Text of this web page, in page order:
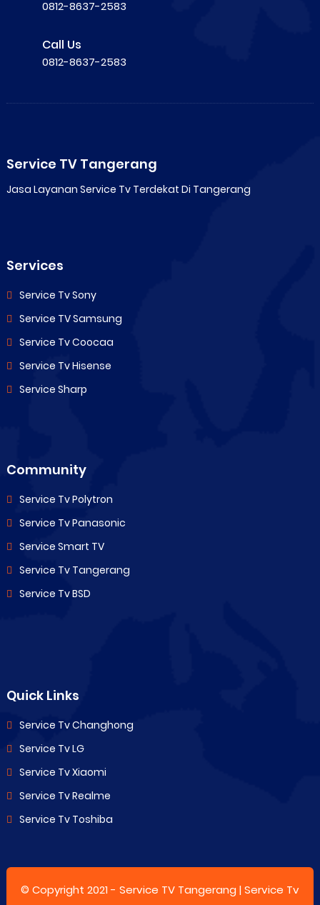
0812-8637-2583
Call Us
0812-8637-2583
Service TV Tangerang
Jasa Layanan Service Tv Terdekat Di Tangerang
Services
Service Tv Sony
Service TV Samsung
Service Tv Coocaa
Service Tv Hisense
Service Sharp
Community
Service Tv Polytron
Service Tv Panasonic
Service Smart TV
Service Tv Tangerang
Service Tv BSD
Quick Links
Service Tv Changhong
Service Tv LG
Service Tv Xiaomi
Service Tv Realme
Service Tv Toshiba
© Copyright 2021 - Service TV Tangerang | Service Tv